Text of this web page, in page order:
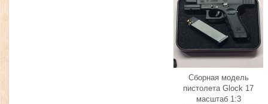
Сборная модель
пистолета Glock 17
масштаб 1:3